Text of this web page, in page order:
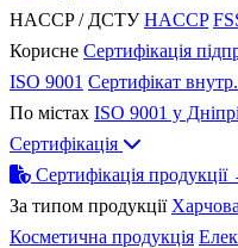
HACCP / ДСТУ HACCP
Корисне Сертифікація
ISO 9001 Сертифікат
По містах ISO 9001 у Дніпрі
Сертифікація
Сертифікація продукції
За типом продукції
Косметична продукція